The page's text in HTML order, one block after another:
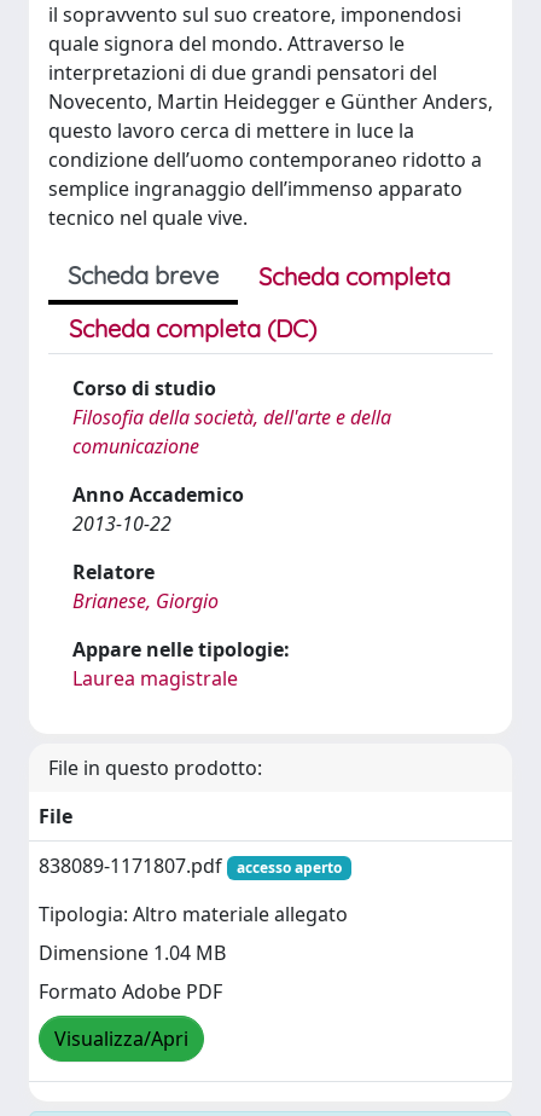
il sopravvento sul suo creatore, imponendosi
quale signora del mondo. Attraverso le
interpretazioni di due grandi pensatori del
Novecento, Martin Heidegger e Günther Anders,
questo lavoro cerca di mettere in luce la
condizione dell’uomo contemporaneo ridotto a
semplice ingranaggio dell’immenso apparato
tecnico nel quale vive.
Scheda breve
Scheda completa
Scheda completa (DC)
Corso di studio
Filosofia della società, dell'arte e della
comunicazione
Anno Accademico
2013-10-22
Relatore
Brianese, Giorgio
Appare nelle tipologie:
Laurea magistrale
File in questo prodotto:
File
838089-1171807.pdf
accesso aperto
Tipologia: Altro materiale allegato
Dimensione 1.04 MB
Formato Adobe PDF
Visualizza/Apri